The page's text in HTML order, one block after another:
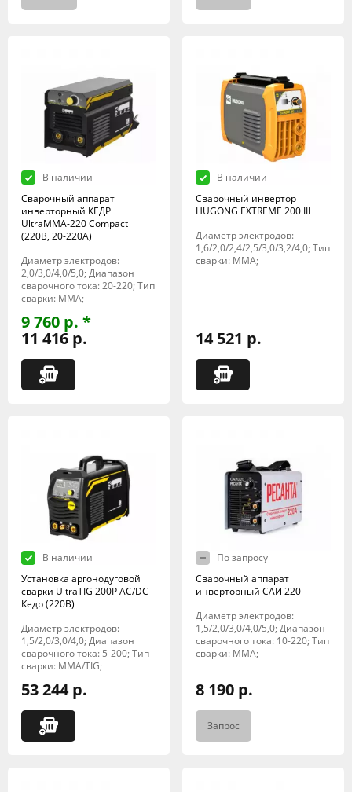
В наличии
Сварочный аппарат
инверторный КЕДР
UltraMMA-220 Compact
(220В, 20-220А)
Диаметр электродов:
2,0/3,0/4,0/5,0; Диапазон
сварочного тока: 20-220; Тип
сварки: MMA;
9 760 р. *
11 416 р.
В наличии
Сварочный инвертор
HUGONG EXTREME 200 III
Диаметр электродов:
1,6/2,0/2,4/2,5/3,0/3,2/4,0; Тип
сварки: MMA;
14 521 р.
В наличии
Установка аргонодуговой
сварки UltraTIG 200P AC/DC
Кедр (220В)
Диаметр электродов:
1,5/2,0/3,0/4,0; Диапазон
сварочного тока: 5-200; Тип
сварки: MMA/TIG;
53 244 р.
По запросу
Сварочный аппарат
инверторный САИ 220
Диаметр электродов:
1,5/2,0/3,0/4,0/5,0; Диапазон
сварочного тока: 10-220; Тип
сварки: MMA;
8 190 р.
Запрос